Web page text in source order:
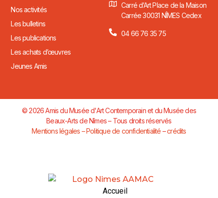
Nos activités
Les bulletins
Les publications
Les achats d’œuvres
Jeunes Amis
Carré d’Art Place de la Maison
Carrée 30031 NÎMES Cedex
04 66 76 35 75
© 2026 Amis du Musée d'Art Contemporain et du Musée des
Beaux-Arts de Nîmes – Tous droits réservés
Mentions légales – Politique de confidentialité –crédits
Accueil